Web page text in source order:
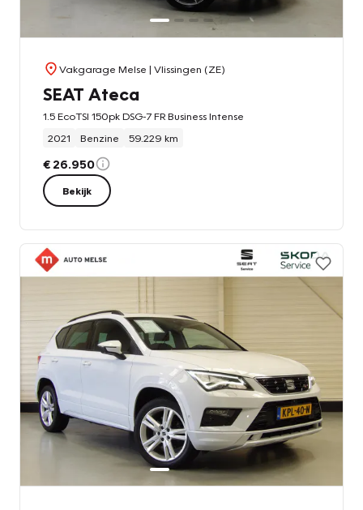
Vakgarage Melse | Vlissingen (ZE)
SEAT Ateca
1.5 EcoTSI 150pk DSG-7 FR Business Intense
2021
Benzine 59.229 km
€ 26.950
Bekijk